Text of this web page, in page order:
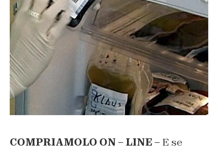
COMPRIAMOLO ON – LINE – E se